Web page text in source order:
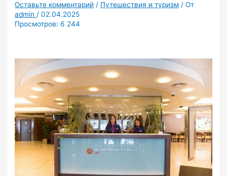
Оставьте комментарий / Путешествия и туризм / От
admin /02.04.2025
Просмотров: 6 244